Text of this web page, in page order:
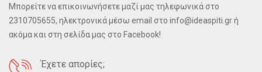
Μπορείτε να επικοινωνήσετε μαζί μας τηλεφωνικά στο
2310705655, ηλεκτρονικά μέσω email στο info@ideaspiti.gr ή
ακόμα και στη σελίδα μας στο Facebook!
Έχετε απορίες;